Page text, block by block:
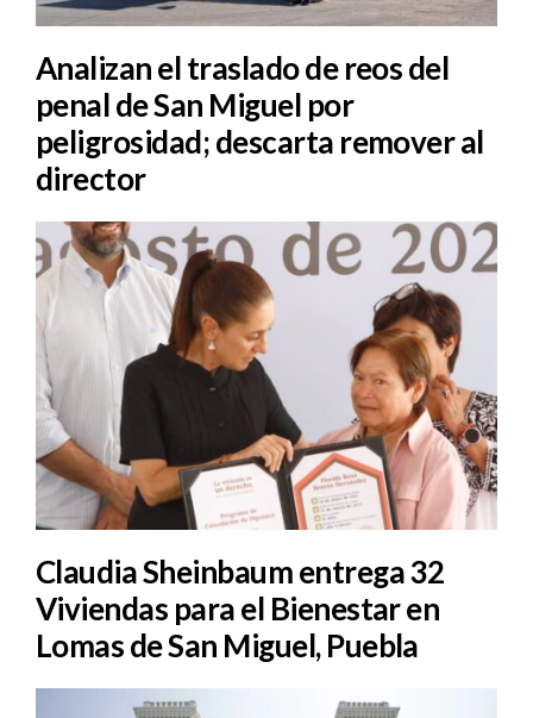
Analizan el traslado de reos del
penal de San Miguel por
peligrosidad; descarta remover al
director
Claudia Sheinbaum entrega 32
Viviendas para el Bienestar en
Lomas de San Miguel, Puebla